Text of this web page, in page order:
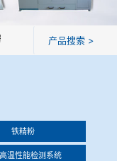
全部制样过程机械化
产品搜索 >
铁精粉
温性能检测系统